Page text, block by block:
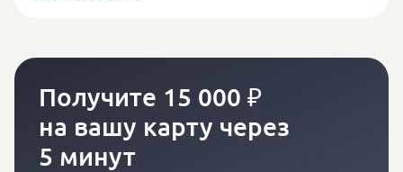
Калькулятор
Получите 15 000 ₽
на вашу карту через
5 минут